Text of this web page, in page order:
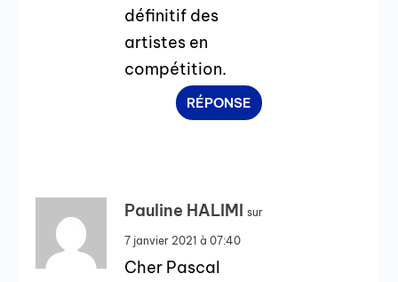
définitif des
artistes en
compétition.
RÉPONSE
Pauline HALIMI sur
7 janvier 2021 à 07:40
Cher Pascal